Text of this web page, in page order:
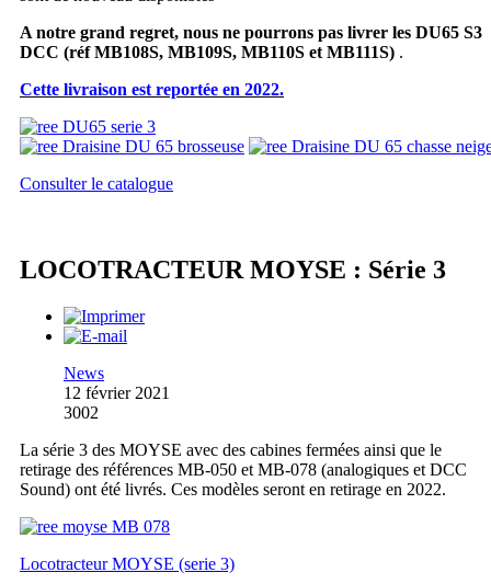
A notre grand regret, nous ne pourrons pas livrer les DU65 S3
DCC (réf MB108S, MB109S, MB110S et MB111S) .
Cette livraison est reportée en 2022.
Consulter le catalogue
LOCOTRACTEUR MOYSE : Série 3
News
12 février 2021
3002
La série 3 des MOYSE avec des cabines fermées ainsi que le
retirage des références MB-050 et MB-078 (analogiques et DCC
Sound) ont été livrés. Ces modèles seront en retirage en 2022.
Locotracteur MOYSE (serie 3)